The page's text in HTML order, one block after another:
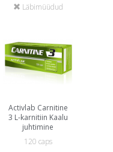
Läbimüüdud
Activlab Carnitine
3 L-karnitiin Kaalu
juhtimine
120 caps